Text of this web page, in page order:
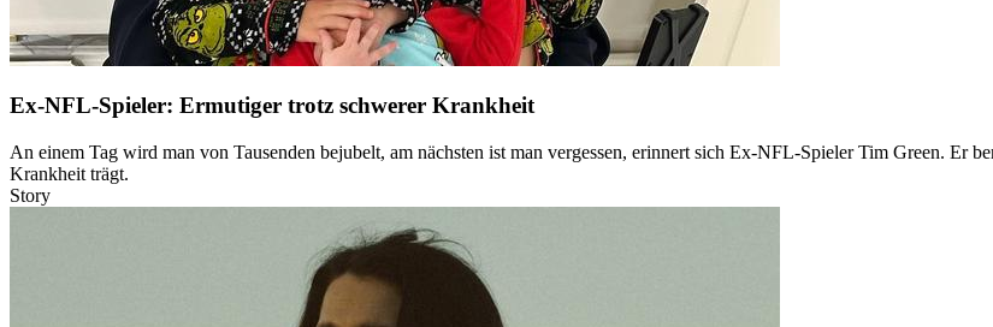
Ex-NFL-Spieler: Ermutiger trotz schwerer Krankheit
An einem Tag wird man von Tausenden bejubelt, am nächsten ist man vergessen, erinnert sich Ex-NFL-Spieler Tim Green. Er
Krankheit trägt.
Story